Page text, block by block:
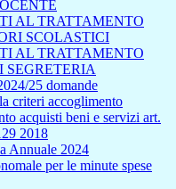
AL TRATTAMENTO
SCOLASTICI
AL TRATTAMENTO
SEGRETERIA
25 domande
criteri accoglimento
acquisti beni e servizi art.
2018
Annuale 2024
per le minute spese